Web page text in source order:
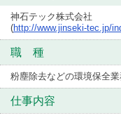
神石テック株式会社
(http://www.jinseki-tec.jp/
職 種
粉塵除去などの環境保全業
仕事内容